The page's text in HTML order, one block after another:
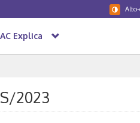
Explica
2023